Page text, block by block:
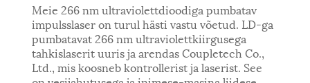
Meie 266 nm ultraviolettdioodiga pumbatav
impulsslaser on turul hästi vastu võetud. LD-ga
pumbatavat 266 nm ultraviolettkiirgusega
tahkislaserit uuris ja arendas Coupletech Co.,
Ltd., mis koosneb kontrollerist ja laserist. See